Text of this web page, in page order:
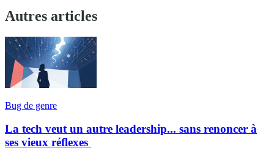
Autres articles
Bug de genre
La tech veut un autre leadership... sans renoncer à
ses vieux réflexes